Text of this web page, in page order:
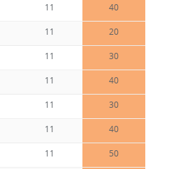
11 40
11 20
11 30
11 40
11 30
11 40
11 50